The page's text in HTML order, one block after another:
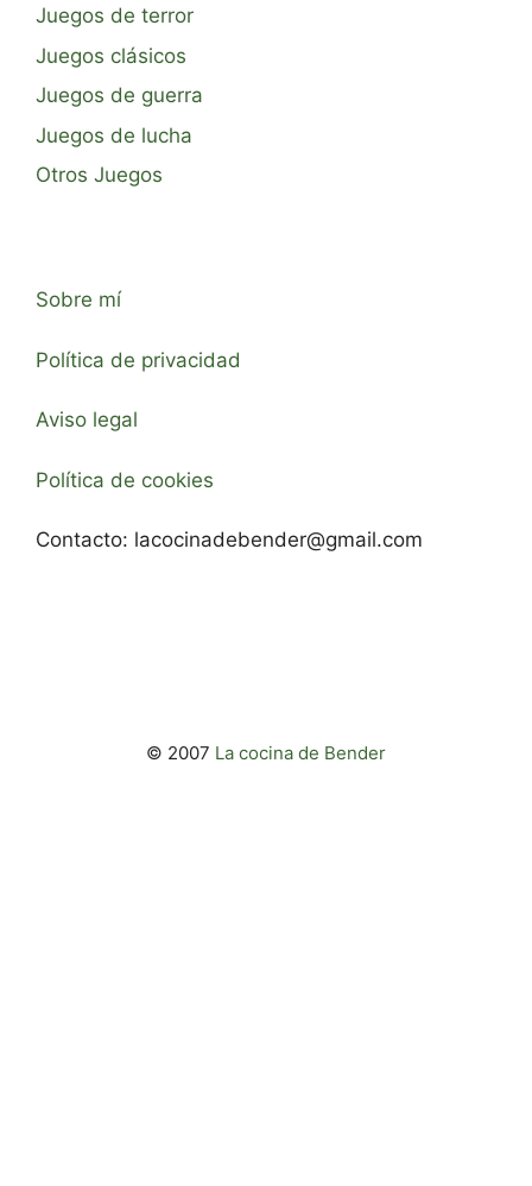
Juegos de terror
Juegos clásicos
Juegos de guerra
Juegos de lucha
Otros Juegos
Sobre mí
Política de privacidad
Aviso legal
Política de cookies
Contacto: lacocinadebender@gmail.com
© 2007 La cocina de Bender